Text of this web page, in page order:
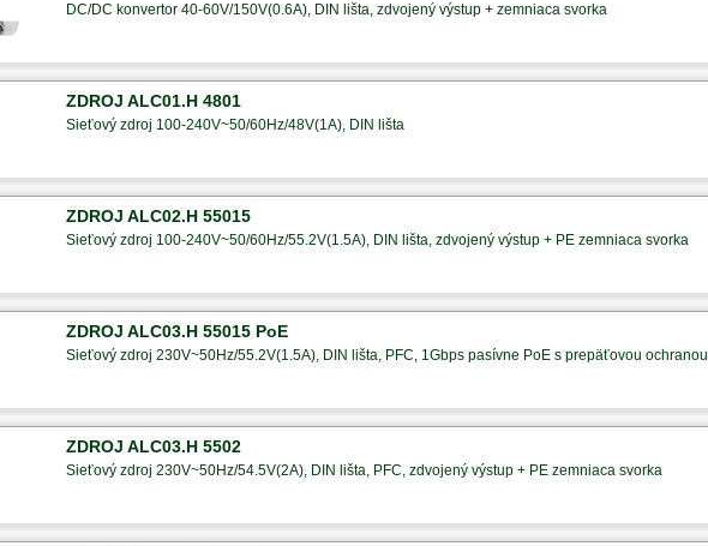
DC/DC konvertor 40-60V/150V(0.6A), DIN lišta, zdvojený výstup + zemniaca svorka
ZDROJ ALC01.H 4801
Sieťový zdroj 100-240V~50/60Hz/48V(1A), DIN lišta
ZDROJ ALC02.H 55015
Sieťový zdroj 100-240V~50/60Hz/55.2V(1.5A), DIN lišta, zdvojený výstup + PE zemniaca svorka
ZDROJ ALC03.H 55015 PoE
Sieťový zdroj 230V~50Hz/55.2V(1.5A), DIN lišta, PFC, 1Gbps pasívne PoE s prepäťovou ochranou
ZDROJ ALC03.H 5502
Sieťový zdroj 230V~50Hz/54.5V(2A), DIN lišta, PFC, zdvojený výstup + PE zemniaca svorka